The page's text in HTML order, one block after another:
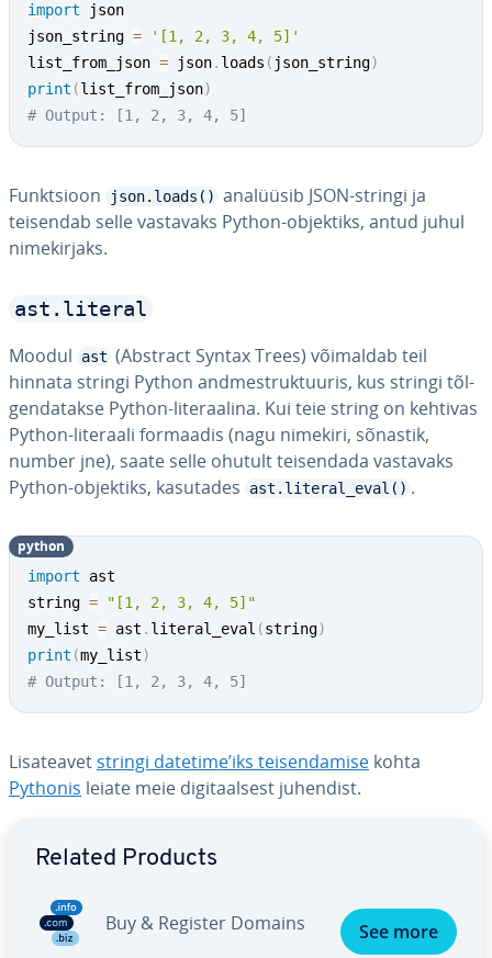
import json
json_string =
'[1, 2, 3, 4, 5]'
list_from_json = json. loads ( json_string)
print (list_from_json)
# Output: [1, 2, 3, 4, 5]
Funkt­sioon json.loads() analüüsib JSON-stringi ja
teisendab selle vastavaks Python-objektiks, antud juhul
ni­me­kir­jaks.
ast.literal
Moodul ast (Abstract Syntax Trees) võimaldab teil
hinnata stringi Python and­me­st­ruk­tuu­ris, kus stringi tõl­
gen­da­takse Python-li­te­raa­lina. Kui teie string on kehtivas
Python-literaali formaadis (nagu nimekiri, sõnastik,
number jne), saate selle ohutult tei­sen­dada vastavaks
Python-objektiks, kasutades
ast.literal_eval() .
import ast
string =
"[1, 2, 3, 4, 5]"
my_list = ast . literal_eval (string)
print (my_list)
# Output: [1, 2, 3, 4, 5]
python
Li­sa­tea­vet stringi datetime’iks tei­sen­da­mise kohta
Pythonis leiate meie di­gi­taal­sest juhendist.
Related Products
Buy & Register Domains See more